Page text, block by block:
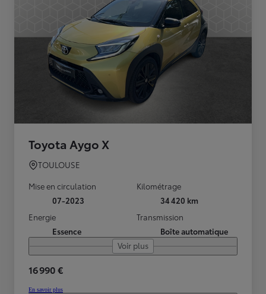
Toyota Aygo X
TOULOUSE
Mise en circulation
07-2023
Kilométrage
34 420 km
Energie
Essence
Transmission
Boîte automatique
Voir plus
16 990 €
En savoir plus